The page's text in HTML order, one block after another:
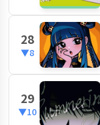
28
▼8
29
▼10